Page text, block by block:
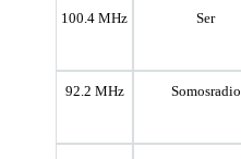
100.4 MHz Ser
92.2 MHz Somosradio